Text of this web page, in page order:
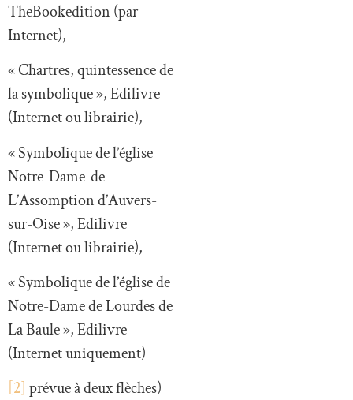
TheBookedition (par
Internet),
« Chartres, quintessence de
la symbolique », Edilivre
(Internet ou librairie),
« Symbolique de l’église
Notre-Dame-de-
L’Assomption d’Auvers-
sur-Oise », Edilivre
(Internet ou librairie),
« Symbolique de l’église de
Notre-Dame de Lourdes de
La Baule », Edilivre
(Internet uniquement)
[2] prévue à deux flèches)